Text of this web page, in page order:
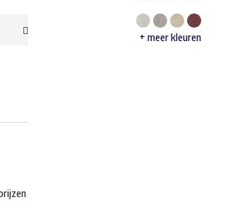
Dit
+ meer kleuren